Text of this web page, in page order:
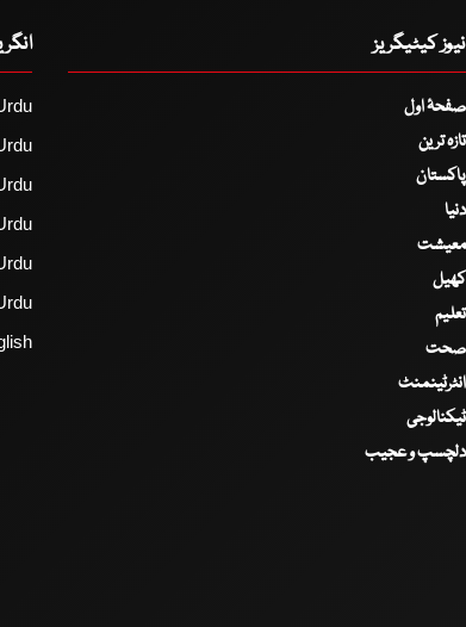
نیوز کیٹیگریز
صفحۂ اول
تازہ ترین
پاکستان
دنیا
معیشت
کھیل
تعلیم
صحت
انٹرٹینمنٹ
ٹیکنالوجی
دلچسپ و عجیب